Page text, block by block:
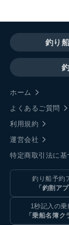
釣り
ホーム
よくあるご質問
利用規約
運営会社
特定商取引法に基
釣り船予約
「釣割アプ
1秒記入の
「乗船名簿ク